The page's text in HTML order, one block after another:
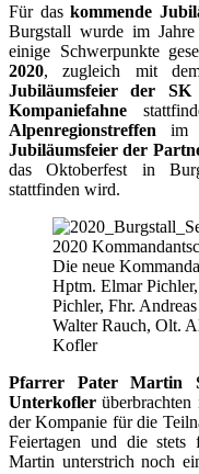
Für daskommende
Burgstall wurde im
einige Schwerpunkte
2020, zugleich mit
Jubiläumsfeier der SK
Kompaniefahne
Alpenregionstreffen im
Jubiläumsfeier der
das Oktoberfest in
stattfinden wird.
Die neue
Hptm. Elmar
Pichler, Fhr.
Walter Rauch, Olt.
Kofler
Pfarrer Pater Martin
Unterkofler überbrachten
der Kompanie für die
Feiertagen und die stets
Martin unterstrich noch